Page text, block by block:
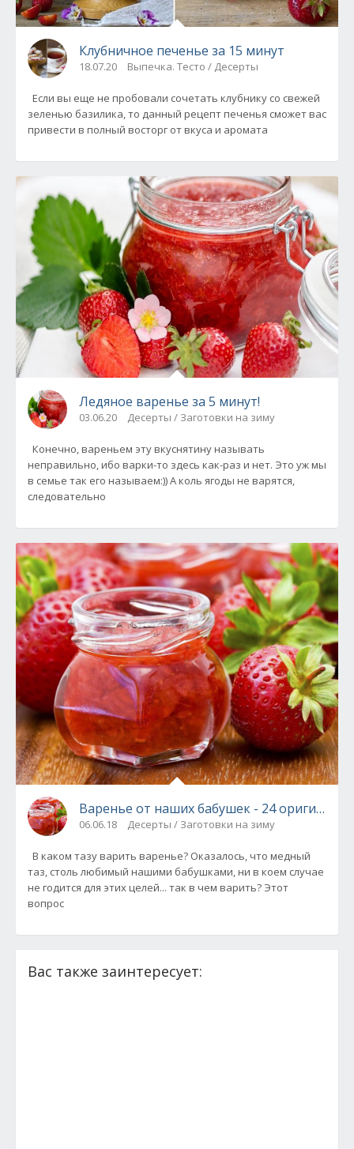
Клубничное печенье за 15 минут
18.07.20 Выпечка. Тесто / Десерты
Если вы еще не пробовали сочетать клубнику со свежей
зеленью базилика, то данный рецепт печенья сможет вас
привести в полный восторг от вкуса и аромата
Ледяное варенье за 5 минут!
03.06.20 Десерты / Заготовки на зиму
Конечно, вареньем эту вкуснятину называть
неправильно, ибо варки-то здесь как-раз и нет. Это уж мы
в семье так его называем:)) А коль ягоды не варятся,
следовательно
Варенье от наших
06.06.18 Десерты / Заготовки на зиму
В каком тазу варить варенье? Оказалось, что медный
таз, столь любимый нашими бабушками, ни в коем случае
не годится для этих целей... так в чем варить? Этот
вопрос
Вас также заинтересует: